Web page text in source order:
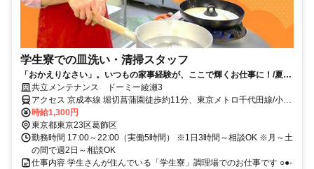
学生寮での皿洗い・清掃スタッフ
「おかえりなさい」。いつもの家事経験が、ここで輝くお仕事に！/夏と
冬に賞与支給あり！未経験大歓迎♪
共立メンテナンス ドーミー綾瀬3
アクセス 京成本線 堀切菖蒲園徒歩約11分、東京メトロ千代田線/小田
急小田原線 綾瀬西口徒歩約15分、ＪＲ常磐線 綾瀬西口徒歩約15分
時給1,300円
東京都東京23区葛飾区
勤務時間 17:00～22:00（実働5時間） ※1日3時間～相談OK ※月～土
の間で週2日～相談OK
仕事内容 学生さんが住んでいる「学生寮」調理場でのお仕事です ○●-